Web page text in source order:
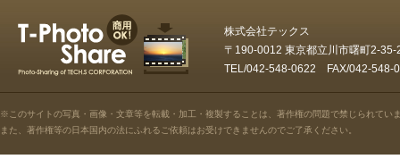
株式会社テックス
〒190-0012 東京都立川市曙町2-
TEL/042-548-0622 FAX/042-548-
※このサイトの写真・画像・文章等を転載・加工・複製することは、著作権の問題で禁じられてい
また、著作権等の日本国内の法にふれるご依頼はお受けできませんのでご了承ください。